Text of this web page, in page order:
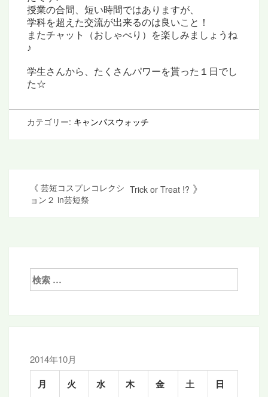
授業の合間、短い時間ではありますが、
学科を超えた交流が出来るのは良いこと！
またチャット（おしゃべり）を楽しみましょうね
♪
学生さんから、たくさんパワーを貰った１日でし
た☆
カテゴリー: キャンパスウォッチ
《 芸短コスプレコレクシ
ョン２ in芸短祭
Trick or Treat !? 》
検
索:
2014年10月
月 火 水 木 金 土 日